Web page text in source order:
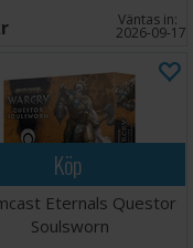
Väntas in:
2026-09-17
Köp
Eternals Questor
Soulsworn